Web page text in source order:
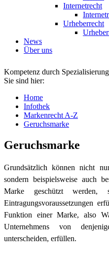
Internetrecht
Urheberrecht
News
Über uns
Kompetenz durch Spezialisierung
Sie sind hier:
Home
Infothek
Markenrecht A-Z
Geruchsmarke
Geruchsmarke
Grundsätzlich können nicht
sondern beispielsweise auch
Marke geschützt werden,
Eintragungsvoraussetzungen
Funktion einer Marke, also
Unternehmens von
unterscheiden, erfüllen.